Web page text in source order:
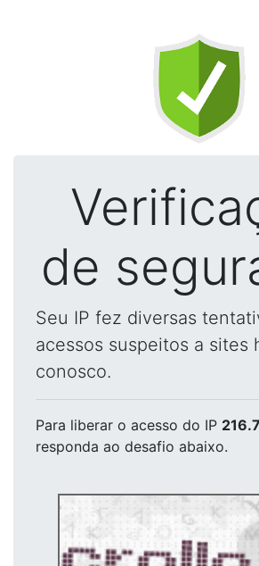
de
Seu IP fez diversas
acessos suspeitos a sites
conosco.
Para liberar o acesso do IP
responda ao desafio abaixo.